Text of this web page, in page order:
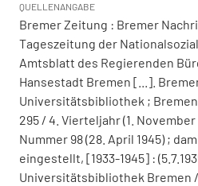
QUELLENANGABE
Bremer Zeitung : Bremer
Tageszeitung der
Amtsblatt des Regierenden
Hansestadt Bremen [...].
Universitätsbibliothek ;
295 / 4. Vierteljahr (1. November
Nummer 98 (28. April 1945) ;
eingestellt, [1933-1945] :
Universitätsbibliothek Bremen